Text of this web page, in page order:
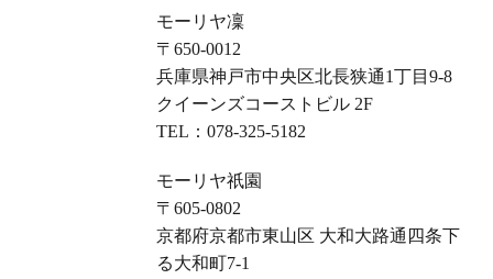
モーリヤ凜
〒650-0012
兵庫県神戸市中央区北長狭通1丁目9-8
クイーンズコーストビル 2F
TEL： 078-325-5182
モーリヤ祇園
〒605-0802
京都府京都市東山区 大和大路通四条下
る大和町7-1